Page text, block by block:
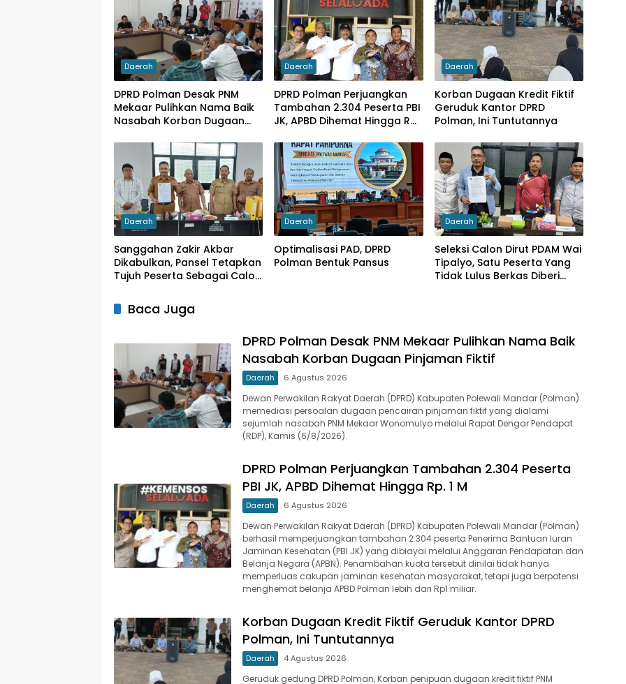
Daerah
DPRD Polman Desak PNM
Mekaar Pulihkan Nama Baik
Nasabah Korban Dugaan
Daerah
DPRD Polman Perjuangkan
Tambahan 2.304 Peserta PBI
JK, APBD Dihemat Hingga Rp.
Daerah
Korban Dugaan Kredit Fiktif
Geruduk Kantor DPRD
Polman, Ini Tuntutannya
Daerah
Sanggahan Zakir Akbar
Dikabulkan, Pansel Tetapkan
Tujuh Peserta Sebagai Calon
Daerah
Optimalisasi PAD, DPRD
Polman Bentuk Pansus
Daerah
Seleksi Calon Dirut PDAM Wai
Tipalyo, Satu Peserta Yang
Tidak Lulus Berkas Diberi
Baca Juga
DPRD Polman Desak PNM Mekaar Pulihkan Nama Baik
Nasabah Korban Dugaan Pinjaman Fiktif
Daerah 6 Agustus 2026
Dewan Perwakilan Rakyat Daerah (DPRD) Kabupaten Polewali Mandar (Polman)
memediasi persoalan dugaan pencairan pinjaman fiktif yang dialami
sejumlah nasabah PNM Mekaar Wonomulyo melalui Rapat Dengar Pendapat
(RDP), Kamis (6/8/2026).
DPRD Polman Perjuangkan Tambahan 2.304 Peserta
PBI JK, APBD Dihemat Hingga Rp. 1 M
Daerah 6 Agustus 2026
Dewan Perwakilan Rakyat Daerah (DPRD) Kabupaten Polewali Mandar (Polman)
berhasil memperjuangkan tambahan 2.304 peserta Penerima Bantuan Iuran
Jaminan Kesehatan (PBI JK) yang dibiayai melalui Anggaran Pendapatan dan
Belanja Negara (APBN). Penambahan kuota tersebut dinilai tidak hanya
memperluas cakupan jaminan kesehatan masyarakat, tetapi juga berpotensi
menghemat belanja APBD Polman lebih dari Rp1 miliar.
Korban Dugaan Kredit Fiktif Geruduk Kantor DPRD
Polman, Ini Tuntutannya
Daerah 4 Agustus 2026
Geruduk gedung DPRD Polman, Korban penipuan dugaan kredit fiktif PNM